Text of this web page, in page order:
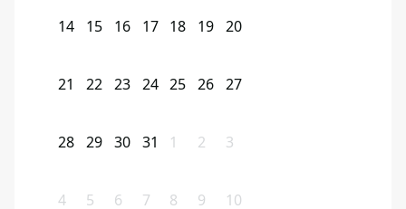
14 15 16 17 18 19 20
21 22 23 24 25 26 27
28 29 30 31 1 2 3
4 5 6 7 8 9 10